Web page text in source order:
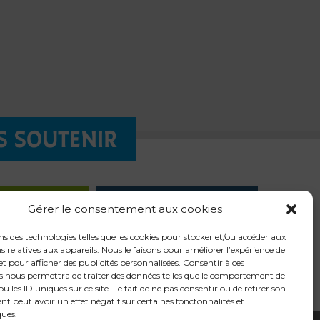
Gérer le consentement aux cookies
des technologies telles que les cookies pour stocker et/ou accéder aux
relatives aux appareils. Nous le faisons pour améliorer l’expérience de
pour afficher des publicités personnalisées. Consentir à ces
nous permettra de traiter des données telles que le comportement de
les ID uniques sur ce site. Le fait de ne pas consentir ou de retirer son
peut avoir un effet négatif sur certaines fonctonnalités et
SOUTENIR
LES
CHANTIERS